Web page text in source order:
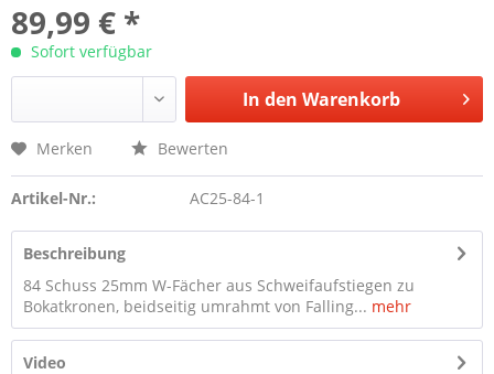
89,99 € *
Sofort verfügbar
In den Warenkorb
Merken Bewerten
Artikel-Nr.: AC25-84-1
Beschreibung
84 Schuss 25mm W-Fächer aus Schweifaufstiegen zu
Bokatkronen, beidseitig umrahmt von Falling... mehr
Video